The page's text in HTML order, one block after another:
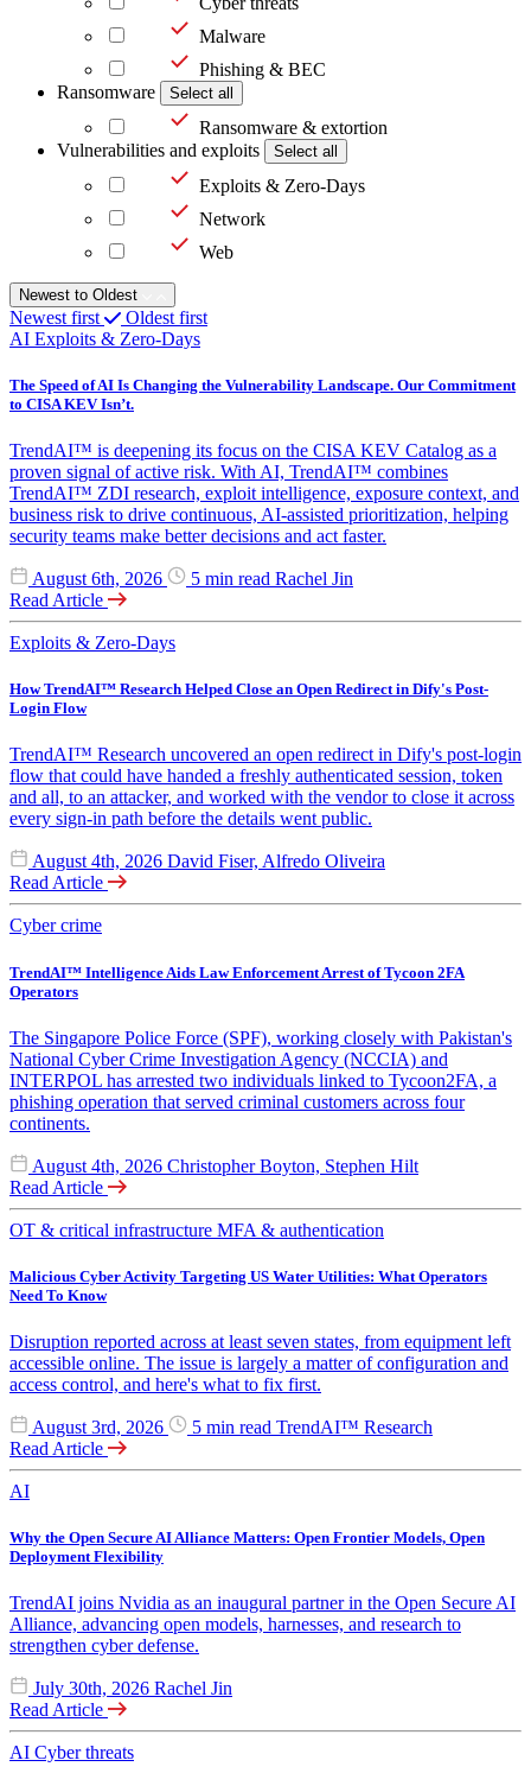
Malware
Phishing & BEC
Ransomware
Select all
Ransomware & extortion
Vulnerabilities and exploits
Select all
Exploits & Zero-Days
Network
Web
Newest to Oldest
Newest first
Oldest first
AI Exploits & Zero-Days
The Speed of AI Is Changing the Vulnerability Landscape. Our Commitment
to CISA KEV Isn’t.
TrendAI™ is deepening its focus on the CISA KEV Catalog as a
proven signal of active risk. With AI, TrendAI™ combines
TrendAI™ ZDI research, exploit intelligence, exposure context, and
business risk to drive continuous, AI-assisted prioritization, helping
security teams make better decisions and act faster.
August 6th, 2026 5 min read Rachel Jin
Read Article
Exploits & Zero-Days
How TrendAI™ Research Helped Close an Open Redirect in Dify's Post-
Login Flow
TrendAI™ Research uncovered an open redirect in Dify's post-login
flow that could have handed a freshly authenticated session, token
and all, to an attacker, and worked with the vendor to close it across
every sign-in path before the details went public.
August 4th, 2026 David Fiser, Alfredo Oliveira
Read Article
Cyber crime
TrendAI™ Intelligence Aids Law Enforcement Arrest of Tycoon 2FA
Operators
The Singapore Police Force (SPF), working closely with Pakistan's
National Cyber Crime Investigation Agency (NCCIA) and
INTERPOL has arrested two individuals linked to Tycoon2FA, a
phishing operation that served criminal customers across four
continents.
August 4th, 2026 Christopher Boyton, Stephen Hilt
Read Article
OT & critical infrastructure MFA & authentication
Malicious Cyber Activity Targeting US Water Utilities: What Operators
Need To Know
Disruption reported across at least seven states, from equipment left
accessible online. The issue is largely a matter of configuration and
access control, and here's what to fix first.
August 3rd, 2026 5 min read TrendAI™ Research
Read Article
AI
Why the Open Secure AI Alliance Matters: Open Frontier Models, Open
Deployment Flexibility
TrendAI joins Nvidia as an inaugural partner in the Open Secure AI
Alliance, advancing open models, harnesses, and research to
strengthen cyber defense.
July 30th, 2026 Rachel Jin
Read Article
AI Cyber threats